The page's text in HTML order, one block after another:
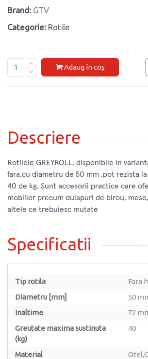
Brand: GTV
Categorie: Rotile
Adaug în coș
Descriere
Rotilele GREYROLL, disponibile in
fara,cu diametru de 50 mm ,pot rezista
40 de kg. Sunt accesorii practice care
mobilier precum dulapuri de birou,
altele ce trebuiesc mutate
Specificatii
Tip rotila
Fara
Diametru [mm]
50
Inaltime
72
Greutate maxima sustinuta
(kg)
40
Material